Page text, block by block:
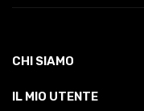
CHI SIAMO
IL MIO UTENTE